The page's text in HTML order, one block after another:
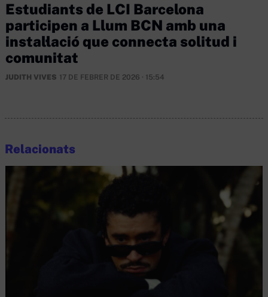
Estudiants de LCI Barcelona
participen a Llum BCN amb una
instal·lació que connecta solitud i
comunitat
JUDITH VIVES 17 DE FEBRER DE 2026 · 15:54
Relacionats